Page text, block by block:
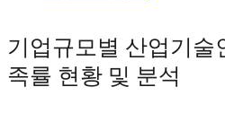
기업규모별 산업기술
족률 현황 및 분석